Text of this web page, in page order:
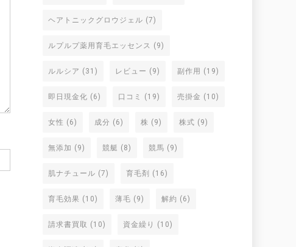
ヘアトニックグロウジェル (7)
ルプルプ薬用育毛エッセンス (9)
ルルシア (31) レビュー (9) 副作用 (19)
即日現金化 (6) 口コミ (19) 売掛金 (10)
女性 (6) 成分 (6) 株 (9) 株式 (9)
無添加 (9) 競艇 (8) 競馬 (9)
肌ナチュール (7) 育毛剤 (16)
育毛効果 (10) 薄毛 (9) 解約 (6)
請求書買取 (10) 資金繰り (10)